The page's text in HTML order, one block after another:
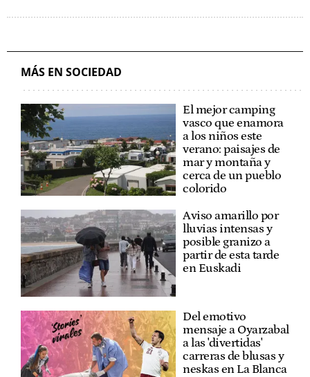
MÁS EN SOCIEDAD
El mejor camping
vasco que enamora
a los niños este
verano: paisajes de
mar y montaña y
cerca de un pueblo
colorido
Aviso amarillo por
lluvias intensas y
posible granizo a
partir de esta tarde
en Euskadi
Del emotivo
mensaje a Oyarzabal
a las 'divertidas'
carreras de blusas y
neskas en La Blanca